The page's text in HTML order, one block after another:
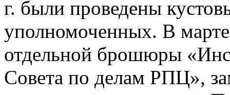
г. были проведены
уполномоченных. В марте
отдельной брошюры
Совета по делам РПЦ»,